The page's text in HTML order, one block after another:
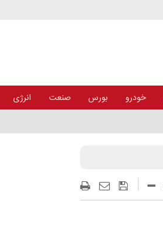
خودرو بورس صنعت انرژی